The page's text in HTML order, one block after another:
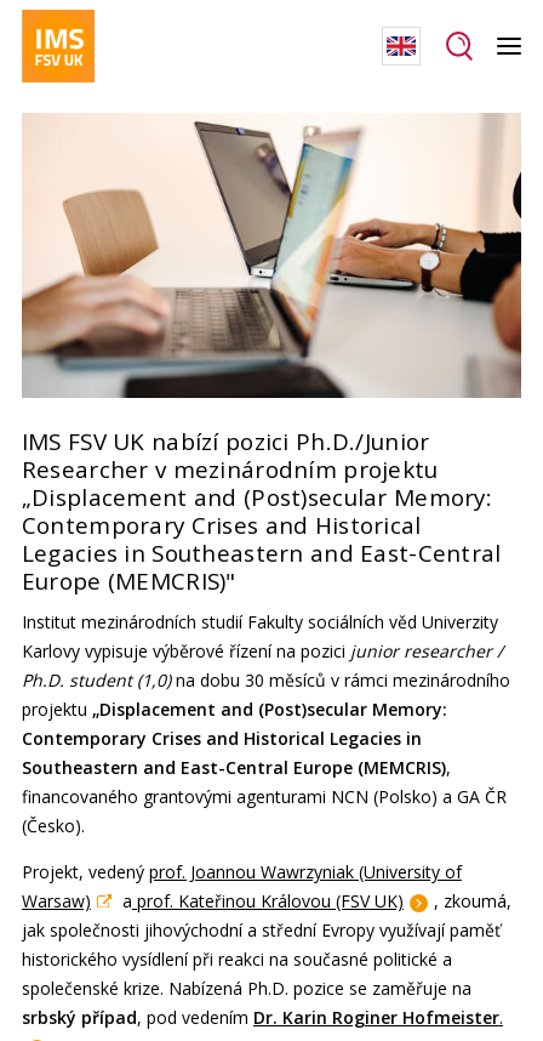
IMS FSV UK nabízí pozici Ph.D./Junior
Researcher v mezinárodním projektu
„Displacement and (Post)secular Memory:
Contemporary Crises and Historical
Legacies in Southeastern and East-Central
Europe (MEMCRIS)"
Institut mezinárodních studií Fakulty sociálních věd Univerzity
Karlovy vypisuje výběrové řízení na pozici junior researcher /
Ph.D. student (1,0)na dobu 30 měsíců v rámci mezinárodního
projektu „Displacement and (Post)secular Memory:
Contemporary Crises and Historical Legacies in
Southeastern and East-Central Europe (MEMCRIS),
financovaného grantovými agenturami NCN (Polsko) a GA ČR
(Česko).
Projekt, vedený prof. Joannou Wawrzyniak (University of
Warsaw)
a prof. Kateřinou Královou (FSV UK)
, zkoumá,
jak společnosti jihovýchodní a střední Evropy využívají paměť
historického vysídlení při reakci na současné politické a
společenské krize. Nabízená Ph.D. pozice se zaměřuje na
srbský případ, pod vedením Dr. Karin Roginer Hofmeister.